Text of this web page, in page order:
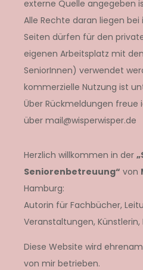
externe Quelle angegeben
Alle Rechte daran liegen bei
Seiten dürfen für den
eigenen Arbeitsplatz mit
SeniorInnen) verwendet
kommerzielle Nutzung ist
Über Rückmeldungen freue
über mail@wisperwisper.de
Herzlich willkommen in der
Seniorenbetreuung“ von
Hamburg:
Autorin für Fachbücher,
Veranstaltungen, Künstlerin,
Diese Website wird
von mir betrieben.